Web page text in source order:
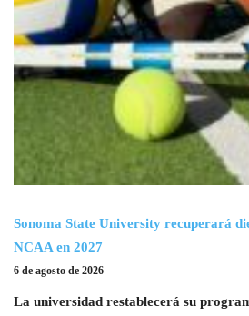
Sonoma State University recuperará
NCAA en 2027
6 de agosto de 2026
La universidad restablecerá su